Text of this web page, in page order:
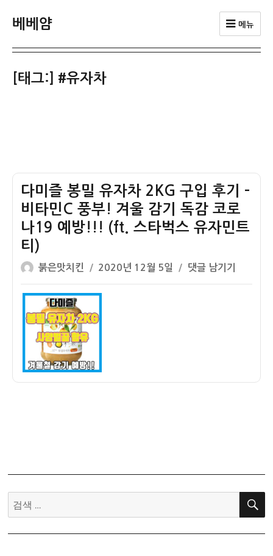
베베얌 메뉴
[태그:] #유자차
다미즐 봉밀 유자차 2KG 구입 후기 –
비타민C 풍부! 겨울 감기 독감 코로
나19 예방!!! (ft. 스타벅스 유자민트
티)
글
쓴
이
붉은맛치킨
작
성
일
자
2020년 12월 5일
다
미
댓글 남기기
검
색:
검